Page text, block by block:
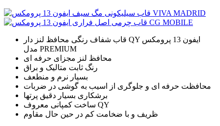
قاب شفاف رنگی محافظ لنز دار QY ایفون 13 پرومکس
مدل PREMIUM
محافظ لنز مجزای حرفه ای
رنگ ثابت متالیک و براق
بسیار نرم و منطعف
محافظت حرفه ای و جلوگری از اسیب به گوشی در ضربات
برشکاری بسیار دقیق پرتها
ساخت کمپانی معروف QY
ظریف و با ضخامت کم در حین حال مقاوم